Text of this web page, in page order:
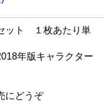
ット １枚あたり単
年版キャラクター
にどうぞ